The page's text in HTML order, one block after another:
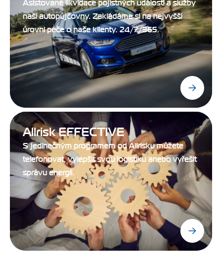
Asistované likvidace pojistných událostí a služby
naší autopůjčovny. Zakládáme si na nejvyšší
úrovni péče o naše klienty. 24/7/365.
Allrisk EFFECTIVE
S jedinečným programem od Allrisku můžete
telefonovat, vylepšit svou logistiku anebo vyřešit
správu energií.